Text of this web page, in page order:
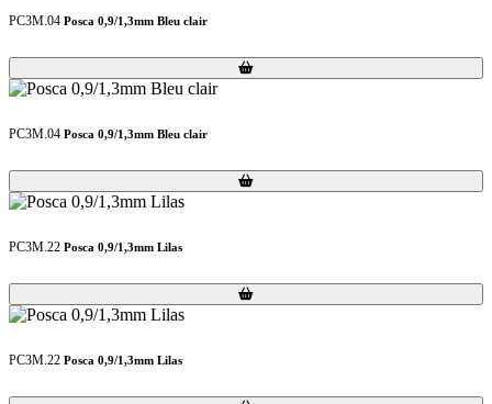
PC3M.04 Posca 0,9/1,3mm Bleu clair
Loading...
Loading...
PC3M.04 Posca 0,9/1,3mm Bleu clair
Loading...
Loading...
PC3M.22 Posca 0,9/1,3mm Lilas
Loading...
Loading...
PC3M.22 Posca 0,9/1,3mm Lilas